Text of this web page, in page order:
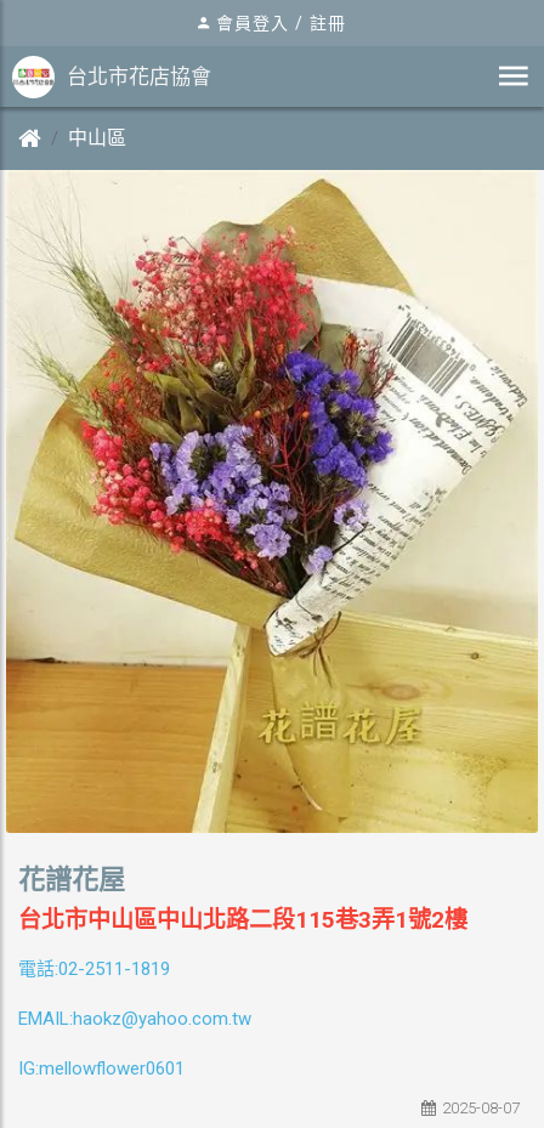
會員登入 / 註冊
台北市花店協會
中山區
花譜花屋
台北市中山區中山北路二段115巷3弄1號2樓
電話:02-2511-1819
EMAIL:haokz@yahoo.com.tw
IG:mellowflower0601
2025-08-07